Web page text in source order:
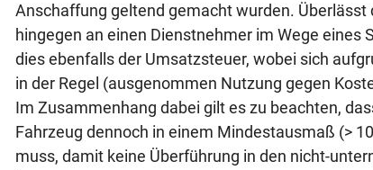
Anschaffung geltend gemacht wurden.
hingegen an einen Dienstnehmer im Wege
dies ebenfalls der Umsatzsteuer, wobei sich
in der Regel (ausgenommen Nutzung gegen
Im Zusammenhang dabei gilt es zu beachten,
Fahrzeug dennoch in einem Mindestausmaß (>
muss, damit keine Überführung in den nicht-